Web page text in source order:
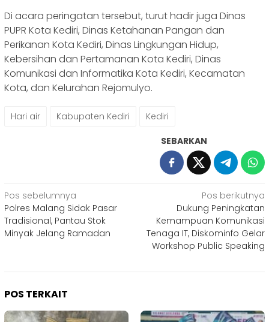
Di acara peringatan tersebut, turut hadir juga Dinas
PUPR Kota Kediri, Dinas Ketahanan Pangan dan
Perikanan Kota Kediri, Dinas Lingkungan Hidup,
Kebersihan dan Pertamanan Kota Kediri, Dinas
Komunikasi dan Informatika Kota Kediri, Kecamatan
Kota, dan Kelurahan Rejomulyo.
Hari air Kabupaten Kediri Kediri
SEBARKAN
Navigasi
pos
Pos sebelumnya
Polres Malang Sidak Pasar
Tradisional, Pantau Stok
Minyak Jelang Ramadan
Pos berikutnya
Dukung Peningkatan
Kemampuan Komunikasi
Tenaga IT, Diskominfo Gelar
Workshop Public Speaking
POS TERKAIT